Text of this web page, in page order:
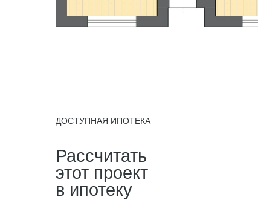
Рассчитать
этот проект
в ипотеку
ДОСТУПНАЯ ИПОТЕКА